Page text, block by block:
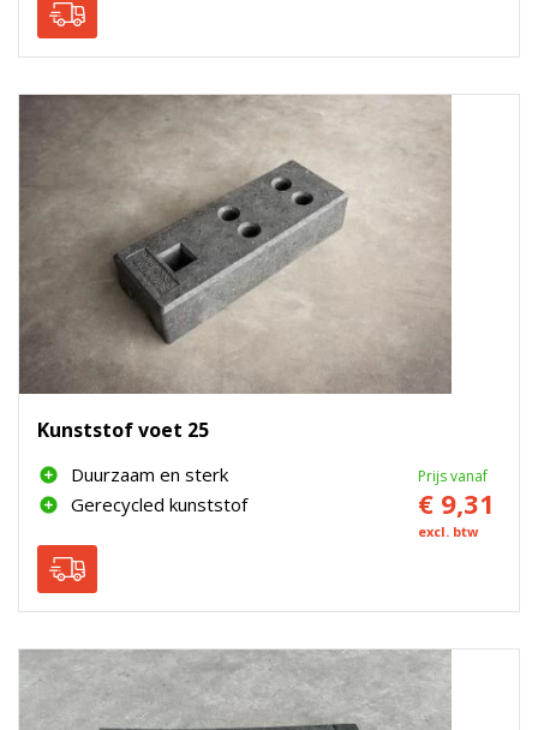
Kunststof voet 25
Prijs vanaf
€ 9,31
excl. btw
Duurzaam en sterk
Gerecycled kunststof